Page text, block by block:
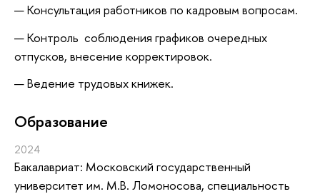
Консультация работников по кадровым вопросам.
Контроль соблюдения графиков очередных
отпусков, внесение корректировок.
Ведение трудовых книжек.
Oбразование
2024
Бакалавриат: Московский государственный
университет им. М.В. Ломоносова, специальность